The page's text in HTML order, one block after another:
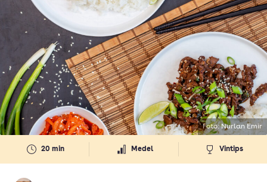
20 min Medel Vintips
Foto: Nurlan Emir